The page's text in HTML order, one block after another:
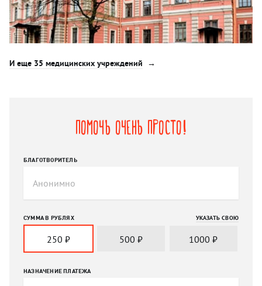
И еще 35 медицинских учреждений
Помочь очень просто!
БЛАГОТВОРИТЕЛЬ
СУММА В РУБЛЯХ
250 ₽ 500 ₽ 1000₽
УКАЗАТЬ СВОЮ
НАЗНАЧЕНИЕ ПЛАТЕЖА